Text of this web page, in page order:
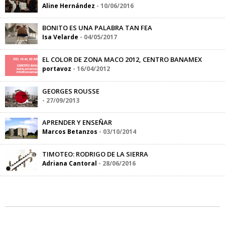
Aline Hernández - 10/06/2016
BONITO ES UNA PALABRA TAN FEA
Isa Velarde - 04/05/2017
EL COLOR DE ZONA MACO 2012, CENTRO BANAMEX
portavoz - 16/04/2012
GEORGES ROUSSE
- 27/09/2013
APRENDER Y ENSEÑAR
Marcos Betanzos - 03/10/2014
TIMOTEO: RODRIGO DE LA SIERRA
Adriana Cantoral - 28/06/2016